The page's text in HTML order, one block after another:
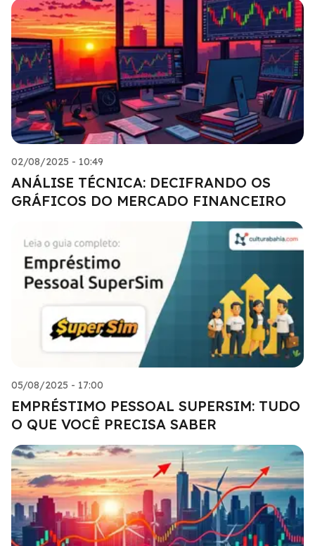
02/08/2025 - 10:49
ANÁLISE TÉCNICA: DECIFRANDO OS
GRÁFICOS DO MERCADO FINANCEIRO
05/08/2025 - 17:00
EMPRÉSTIMO PESSOAL SUPERSIM: TUDO
O QUE VOCÊ PRECISA SABER